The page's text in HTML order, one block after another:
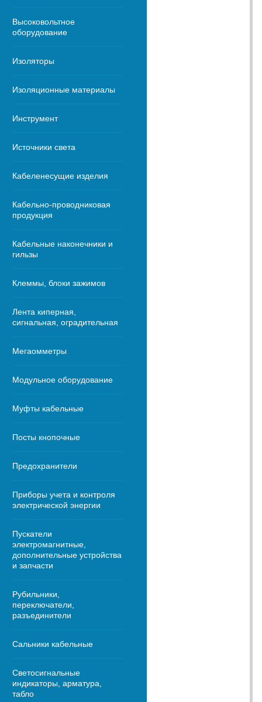
Высоковольтное
оборудование
Изоляторы
Изоляционные материалы
Инструмент
Источники света
Кабеленесущие изделия
Кабельно-проводниковая
продукция
Кабельные наконечники и
гильзы
Клеммы, блоки зажимов
Лента киперная,
сигнальная, оградительная
Мегаомметры
Модульное оборудование
Муфты кабельные
Посты кнопочные
Предохранители
Приборы учета и контроля
электрической энергии
Пускатели
электромагнитные,
дополнительные устройства
и запчасти
Рубильники,
переключатели,
разъединители
Сальники кабельные
Светосигнальные
индикаторы, арматура,
табло